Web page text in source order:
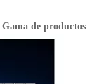
Gama de productos